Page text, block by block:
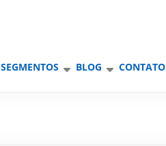
SEGMENTOS BLOG CONTATO